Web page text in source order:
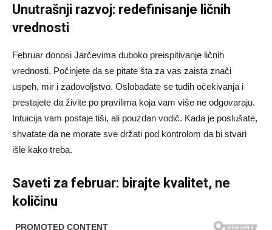
Unutrašnji razvoj: redefinisanje ličnih
vrednosti
Februar donosi Jarčevima duboko preispitivanje ličnih
vrednosti. Počinjete da se pitate šta za vas zaista znači
uspeh, mir i zadovoljstvo. Oslobađate se tuđih očekivanja i
prestajete da živite po pravilima koja vam više ne odgovaraju.
Intuicija vam postaje tiši, ali pouzdan vodič. Kada je poslušate,
shvatate da ne morate sve držati pod kontrolom da bi stvari
išle kako treba.
Saveti za februar: birajte kvalitet, ne
količinu